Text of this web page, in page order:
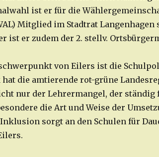
ist er für die
Mitglied im Stadtrat
ist er zudem der 2. stellv.
von Eilers ist die
die amtierende rot-grüne
nur der Lehrermangel, der ständig
die Art und Weise der
sorgt an den Schulen für